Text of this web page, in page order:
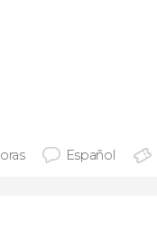
Español